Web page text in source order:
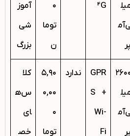
4G
۰
توما
ن
آموز
شی
بزرگ
GPR
S +
Wi-
Fi
ندارد
۵,۹۰
۰,۰۰
۰
توما
کلا
س‌ه
ای
خص